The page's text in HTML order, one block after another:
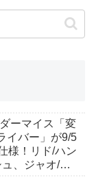
ーマイス「変
イバー」が9/5
様！リド/ハン
、ジャオ/バ